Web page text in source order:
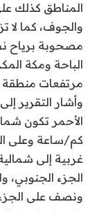
المناطق كذلك
والجوف، كما لا
مصحوبة برياح
الباحة ومكة
مرتفعات منطقة
وأشار التقرير
كم/ساعة وعلى
الجزء الجنوبي،
ونصف على